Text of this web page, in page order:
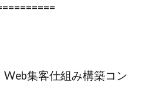
集客仕組み構築コン